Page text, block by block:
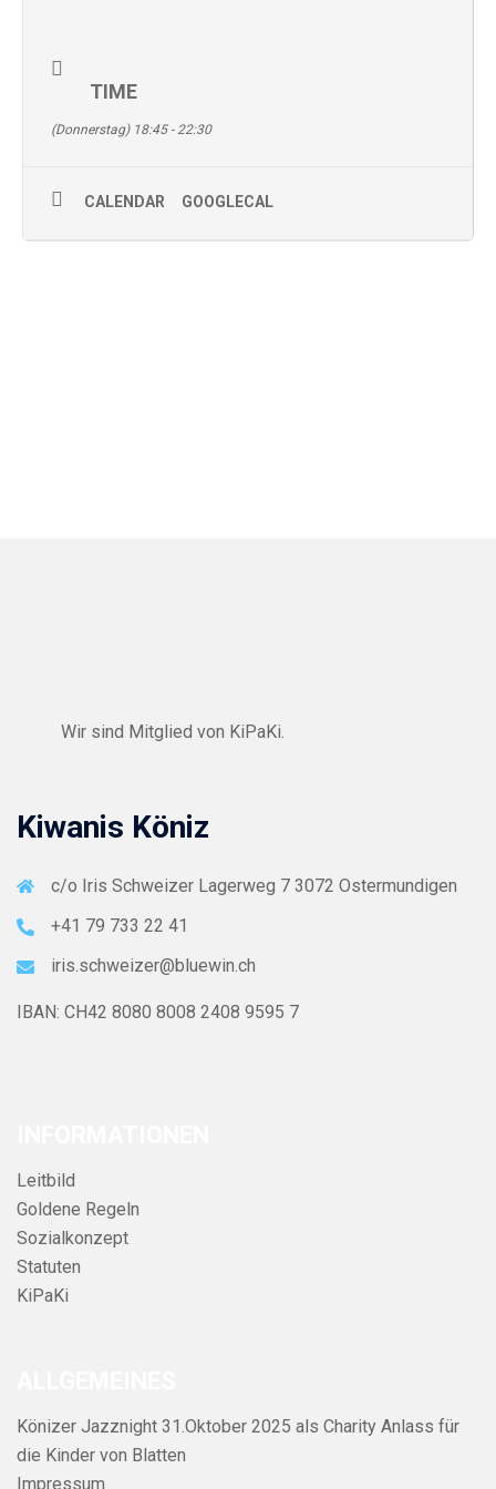
TIME
(Donnerstag) 18:45 - 22:30
CALENDAR GOOGLECAL
Wir sind Mitglied von KiPaKi.
Kiwanis Köniz
c/o Iris Schweizer Lagerweg 7 3072 Ostermundigen
+41 79 733 22 41
iris.schweizer@bluewin.ch
IBAN: CH42 8080 8008 2408 9595 7
Leitbild
Goldene Regeln
Sozialkonzept
Statuten
KiPaKi
Könizer Jazznight 31.Oktober 2025 als Charity Anlass für
die Kinder von Blatten
Impressum